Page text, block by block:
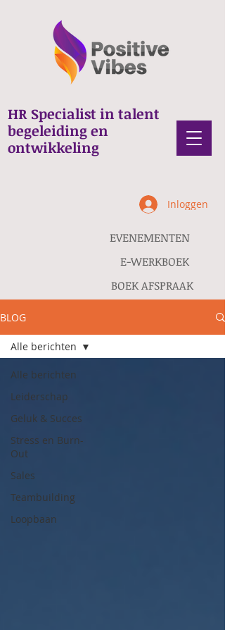
HR Specialist in talent
begeleiding en
ontwikkeling
BOEK AFSPRAAK
E-WERKBOEK
Inloggen
EVENEMENTEN
BLOG
Alle berichten
Leiderschap
Geluk & Succes
Stress en Burn-
Out
Sales
Teambuilding
Loopbaan
Alle berichten